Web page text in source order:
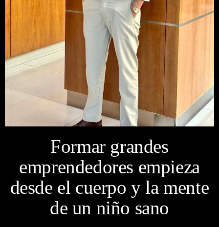
Formar grandes
emprendedores empieza
desde el cuerpo y la mente
de un niño sano